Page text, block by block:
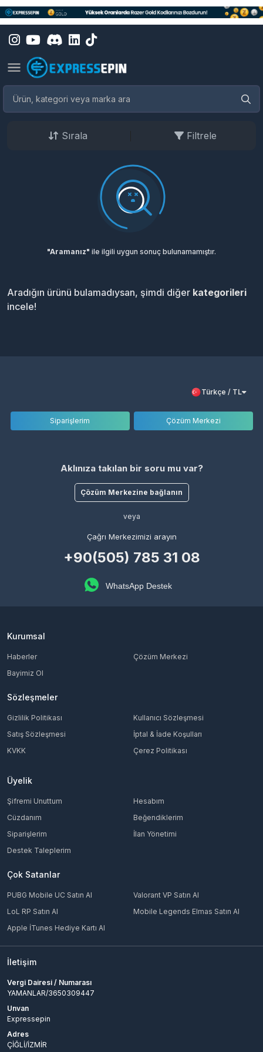
Sırala Filtrele
"Aramanız" ile ilgili uygun sonuç bulunamamıştır.
Aradığın ürünü bulamadıysan, şimdi diğer kategorileri
incele!
Türkçe / TL
Siparişlerim Çözüm Merkezi
Aklınıza takılan bir soru mu var?
Çözüm Merkezine bağlanın
veya
Çağrı Merkezimizi arayın
+90(505) 785 31 08
WhatsApp Destek
Kurumsal
Haberler
Çözüm Merkezi
Bayimiz Ol
Sözleşmeler
Gizlilik Politikası
Kullanıcı Sözleşmesi
Satış Sözleşmesi
İptal & İade Koşulları
KVKK
Çerez Politikası
Üyelik
Şifremi Unuttum
Hesabım
Cüzdanım
Beğendiklerim
Siparişlerim
İlan Yönetimi
Destek Taleplerim
Çok Satanlar
PUBG Mobile UC Satın Al
Valorant VP Satın Al
LoL RP Satın Al
Mobile Legends Elmas Satın Al
Apple İTunes Hediye Kartı Al
İletişim
Vergi Dairesi / Numarası
YAMANLAR/3650309447
Unvan
Expressepin
Adres
ÇİĞLİ/İZMİR